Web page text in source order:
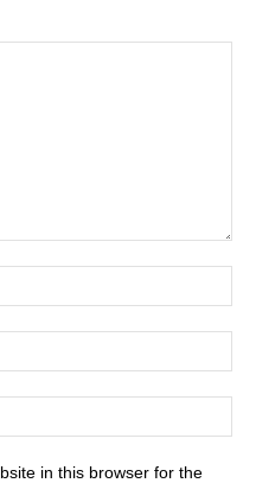
in this browser for the